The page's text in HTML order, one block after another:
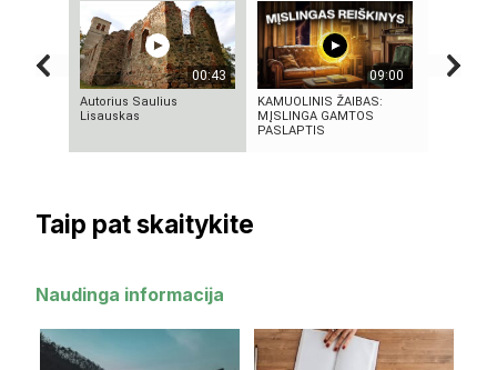
00:43
Autorius Saulius
Lisauskas
09:00
KAMUOLINIS ŽAIBAS:
MĮSLINGA GAMTOS
PASLAPTIS
Taip pat skaitykite
Naudinga informacija